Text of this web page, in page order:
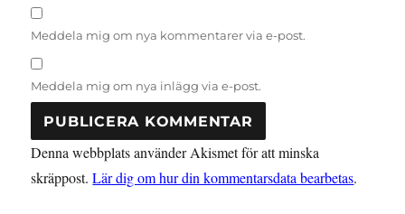
Meddela mig om nya kommentarer via e-post.
Meddela mig om nya inlägg via e-post.
Denna webbplats använder Akismet för att minska
skräppost.Lär dig om hur din kommentarsdata bearbetas.